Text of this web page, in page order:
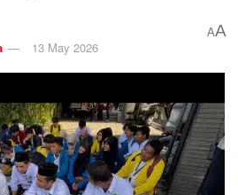
13 May 2026
AA